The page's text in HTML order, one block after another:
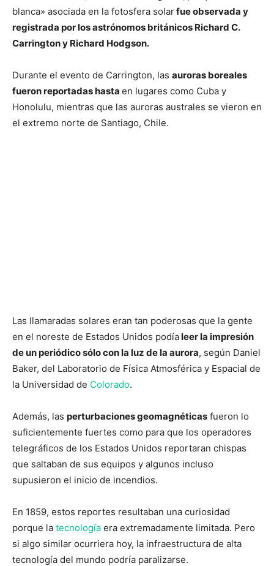
blanca» asociada en la fotosfera solarfue observada y
registrada por los astrónomos británicos Richard C.
Carrington y Richard Hodgson.
Durante el evento de Carrington, las auroras boreales
fueron reportadas hasta en lugares como Cuba y
Honolulu, mientras que las auroras australes se vieron en
el extremo norte de Santiago, Chile.
Las llamaradas solares eran tan poderosas que la gente
en el noreste de Estados Unidos podíaleer la impresión
de un periódico sólo con la luz de la aurora, según Daniel
Baker, del Laboratorio de Física Atmosférica y Espacial de
la Universidad de Colorado.
Además, las perturbaciones geomagnéticas fueron lo
suficientemente fuertes como para que los operadores
telegráficos de los Estados Unidos reportaran chispas
que saltaban de sus equipos y algunos incluso
supusieron el inicio de incendios.
En 1859, estos reportes resultaban una curiosidad
porque la tecnología era extremadamente limitada. Pero
si algo similar ocurriera hoy, la infraestructura de alta
tecnología del mundo podría paralizarse.